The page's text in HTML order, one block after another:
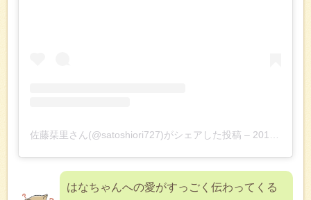
佐藤栞里さん(@satoshiori727)がシェアした投稿 – 2019年 6月月8日午前6時16分PDT
はなちゃんへの愛がすっごく伝わってくる